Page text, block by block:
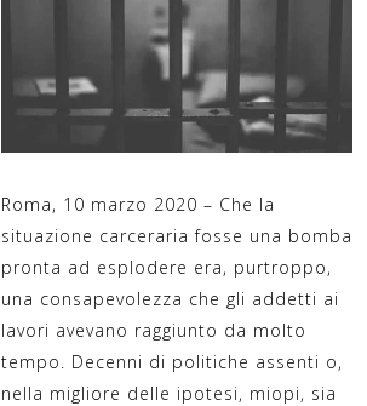
Roma, 10 marzo 2020 – Che la
situazione carceraria fosse una bomba
pronta ad esplodere era, purtroppo,
una consapevolezza che gli addetti ai
lavori avevano raggiunto da molto
tempo. Decenni di politiche assenti o,
nella migliore delle ipotesi, miopi, sia